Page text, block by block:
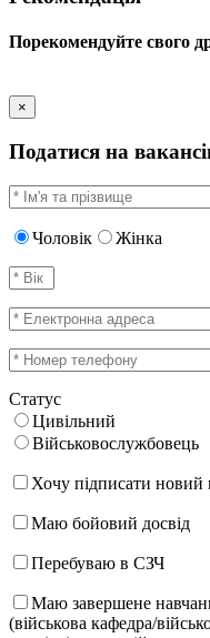
Порекомендуйте свого
×
Податися на
Чоловік Жінка
Статус
Цивільний
Військовослужбовець
Хочу підписати новий
Маю бойовий досвід
Перебуваю в СЗЧ
Маю завершене
(військова кафедра/